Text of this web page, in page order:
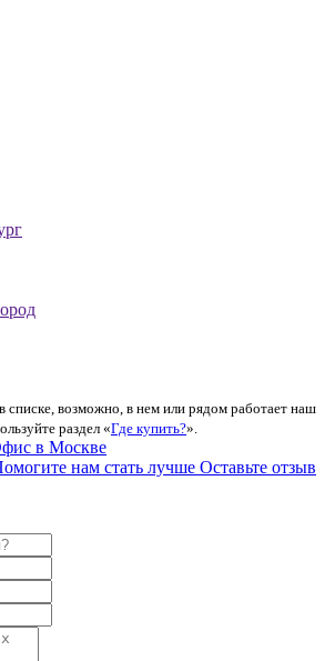
списке, возможно, в нем или рядом работает наш
раздел «Где купить?».
в Москве
нам стать лучше Оставьте отзыв